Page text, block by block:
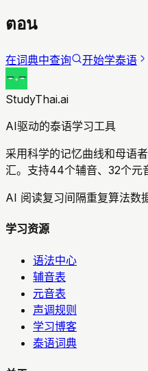
ตอน
在词典中查询 开始学泰语
StudyThai.ai
AI驱动的泰语学习工具
采用科学的记忆曲线和母语
汇。支持44个辅音、32个元
AI 阅读复习间隔重复算法数
学习资源
语法中心
辅音表
元音表
声调规则
学习博客
泰语词典